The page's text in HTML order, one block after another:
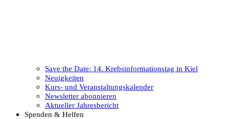
Save the Date: 14. Krebsinformationstag in Kiel
Neuigkeiten
Kurs- und Veranstaltungskalender
Newsletter abonnieren
Aktueller Jahresbericht
Spenden & Helfen